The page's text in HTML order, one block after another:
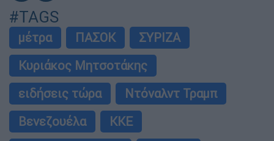
#TAGS
μέτρα ΠΑΣΟΚ
ΣΥΡΙΖΑ
Κυριάκος Μητσοτάκης
ειδήσεις τώρα
Ντόναλντ Τραμπ
Βενεζουέλα
ΚΚΕ